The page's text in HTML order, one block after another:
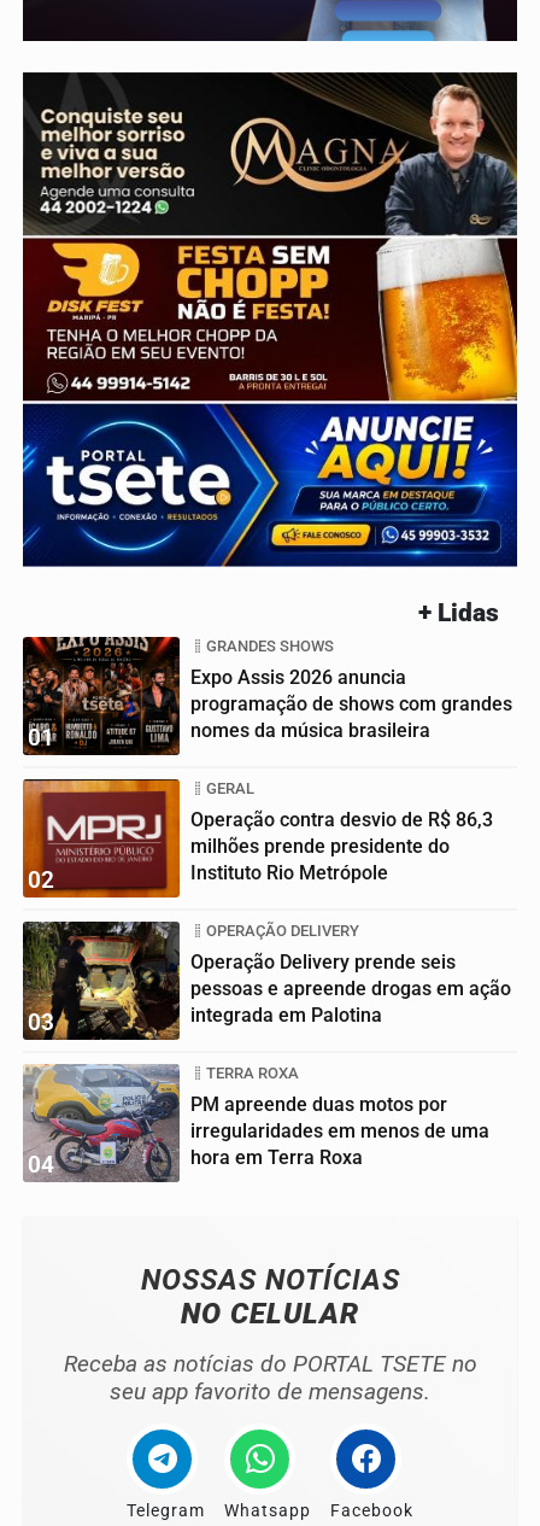
+ Lidas
01
GRANDES SHOWS
Expo Assis 2026 anuncia
programação de shows com grandes
nomes da música brasileira
02
GERAL
Operação contra desvio de R$ 86,3
milhões prende presidente do
Instituto Rio Metrópole
03
OPERAÇÃO DELIVERY
Operação Delivery prende seis
pessoas e apreende drogas em ação
integrada em Palotina
04
TERRA ROXA
PM apreende duas motos por
irregularidades em menos de uma
hora em Terra Roxa
NOSSAS NOTÍCIAS
NO CELULAR
Receba as notícias do PORTAL TSETE no
seu app favorito de mensagens.
Telegram Whatsapp Facebook